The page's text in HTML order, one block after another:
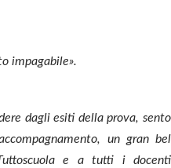
impagabile».
dagli esiti della prova, sento
un gran bel
e a tutti i docenti